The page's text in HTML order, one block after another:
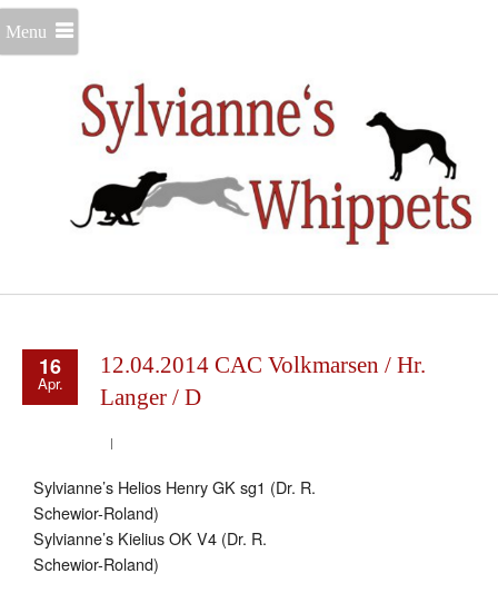
Menu
16
Apr.
12.04.2014 CAC Volkmarsen / Hr.
Langer / D
Sylvianne’s Helios Henry GK sg1 (Dr. R.
Schewior-Roland)
Sylvianne’s Kielius OK V4 (Dr. R.
Schewior-Roland)